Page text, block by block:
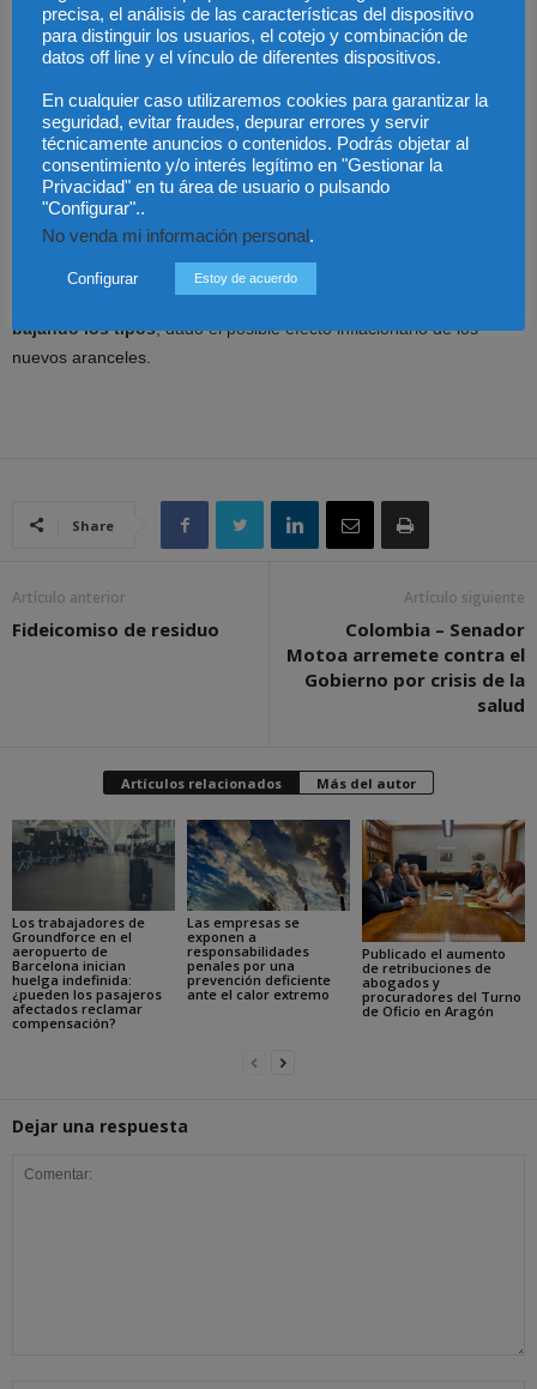
depósitos al 4% han desaparecido, luego los del 3% a principios de
este año y ahora nos dirigimos hacia una nueva normalidad por
debajo del 2,5%”, concluye Feldman.
Contexto internacional: aranceles, inflación y volatilidad
A esta coyunturase añade la incertidumbre internacional
nueva guerra comercial impulsada por Donald Trump ha disparado
la volatilidad de los mercados. Aunquese ha pactado una tregua
de tres meses, los inversores se mantienen en alerta
la Reserva Federal ha señalado queesperará antes de seguir
bajando los tipos, dado el posible efecto inflacionario de los
nuevos aranceles.
Share
Artículo anterior
Fideicomiso de residuo
Artículo siguiente
Colombia – Senador
Motoa arremete contra el
Gobierno por crisis de la
salud
Artículos relacionados Más del autor
Los trabajadores de
Groundforce en el
aeropuerto de
Barcelona inician
huelga indefinida:
¿pueden los pasajeros
afectados reclamar
compensación?
Las empresas se
exponen a
responsabilidades
penales por una
prevención deficiente
ante el calor extremo
Publicado el aumento
de retribuciones de
abogados y
procuradores del Turno
de Oficio en Aragón
Dejar una respuesta
precisa, el análisis de las características del dispositivo
para distinguir los usuarios, el cotejo y combinación de
datos off line y el vínculo de diferentes dispositivos.
En cualquier caso utilizaremos cookies para garantizar la
seguridad, evitar fraudes, depurar errores y servir
técnicamente anuncios o contenidos. Podrás objetar al
consentimiento y/o interés legítimo en "Gestionar la
Privacidad" en tu área de usuario o pulsando
"Configurar"..
No venda mi información personal .
Configurar Estoy de acuerdo